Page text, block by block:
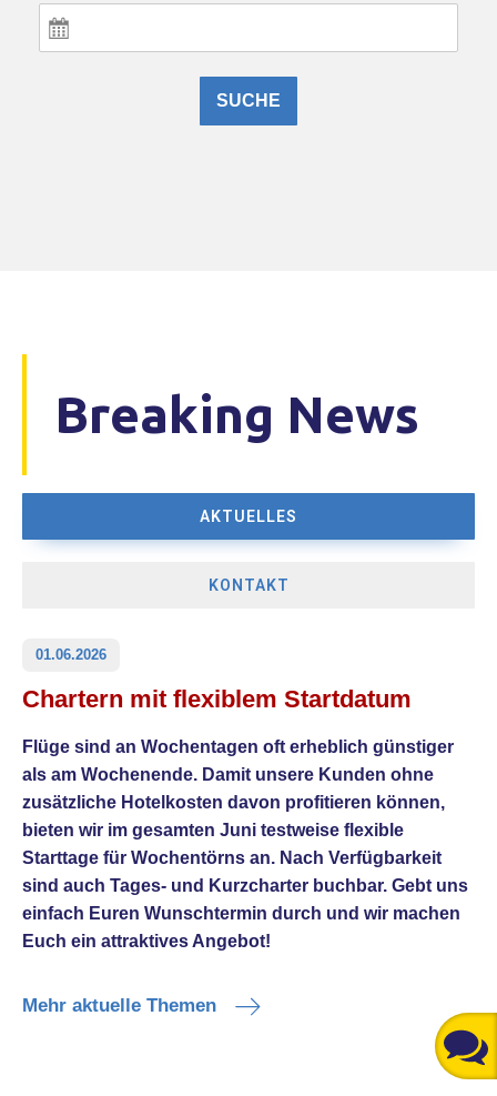
SUCHE
Breaking News
AKTUELLES
KONTAKT
01.06.2026
Chartern mit flexiblem Startdatum
Flüge sind an Wochentagen oft erheblich günstiger
als am Wochenende. Damit unsere Kunden ohne
zusätzliche Hotelkosten davon profitieren können,
bieten wir im gesamten Juni testweise flexible
Starttage für Wochentörns an. Nach Verfügbarkeit
sind auch Tages- und Kurzcharter buchbar. Gebt uns
einfach Euren Wunschtermin durch und wir machen
Euch ein attraktives Angebot!
Mehr aktuelle Themen